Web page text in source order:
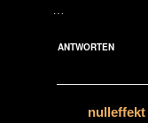
ANTWORTEN
nulleffekt